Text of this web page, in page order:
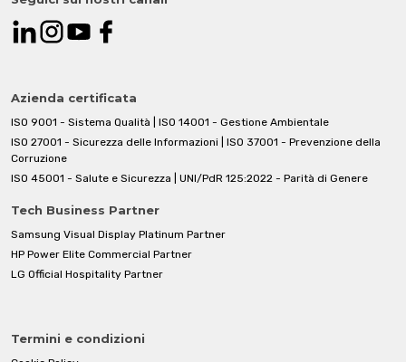
Azienda certificata
ISO 9001 - Sistema Qualità | ISO 14001 - Gestione Ambientale
ISO 27001 - Sicurezza delle Informazioni | ISO 37001 - Prevenzione della
Corruzione
ISO 45001 - Salute e Sicurezza | UNI/PdR 125:2022 - Parità di Genere
Tech Business Partner
Samsung Visual Display Platinum Partner
HP Power Elite Commercial Partner
LG Official Hospitality Partner
Termini e condizioni